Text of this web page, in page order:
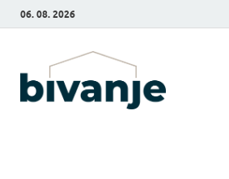
06. 08. 2026